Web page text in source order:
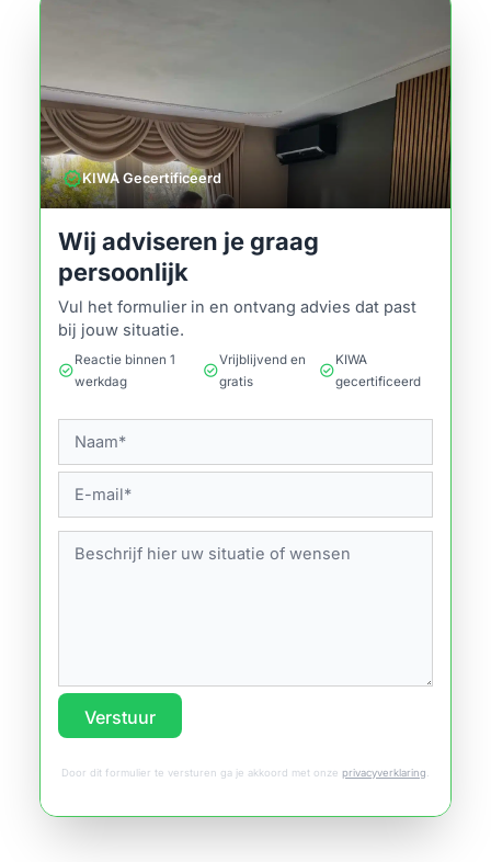
verifiedKIWA Gecertificeerd
Wij adviseren je graag
persoonlijk
Vul het formulier in en ontvang advies dat past
bij jouw situatie.
check_circle
Reactie binnen 1
werkdag
check_circle
Vrijblijvend en
gratis
check_circle
KIWA
gecertificeerd
Verstuur
Door dit formulier te versturen ga je akkoord met onze privacyverklaring